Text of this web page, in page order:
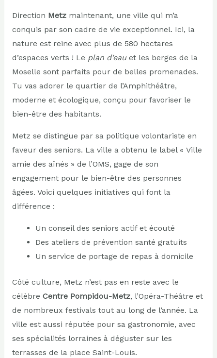
Direction Metzmaintenant, une ville qui m’a
conquis par son cadre de vie exceptionnel. Ici, la
nature est reine avec plus de 580 hectares
d’espaces verts ! Le plan d’eauet les berges de la
Moselle sont parfaits pour de belles promenades.
Tu vas adorer le quartier de l’Amphithéâtre,
moderne et écologique, conçu pour favoriser le
bien-être des habitants.
Metz se distingue par sa politique volontariste en
faveur des seniors. La ville a obtenu le label « Ville
amie des aînés » de l’OMS, gage de son
engagement pour le bien-être des personnes
âgées. Voici quelques initiatives qui font la
différence :
Un conseil des seniors actif et écouté
Des ateliers de prévention santé gratuits
Un service de portage de repas à domicile
Côté culture, Metz n’est pas en reste avec le
célèbre Centre Pompidou-Metz, l’Opéra-Théâtre et
de nombreux festivals tout au long de l’année. La
ville est aussi réputée pour sa gastronomie, avec
ses spécialités lorraines à déguster sur les
terrasses de la place Saint-Louis.